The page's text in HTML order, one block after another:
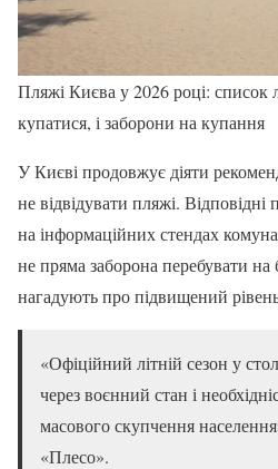
Пляжі Києва у 2026 році: список
купатися, і заборони на купання
У Києві продовжує діяти
не відвідувати пляжі.
на інформаційних стендах
не пряма заборона перебувати на
нагадують про підвищений
«Офіційний літній сезон у
через воєнний стан і
масового скупчення
«Плесо».